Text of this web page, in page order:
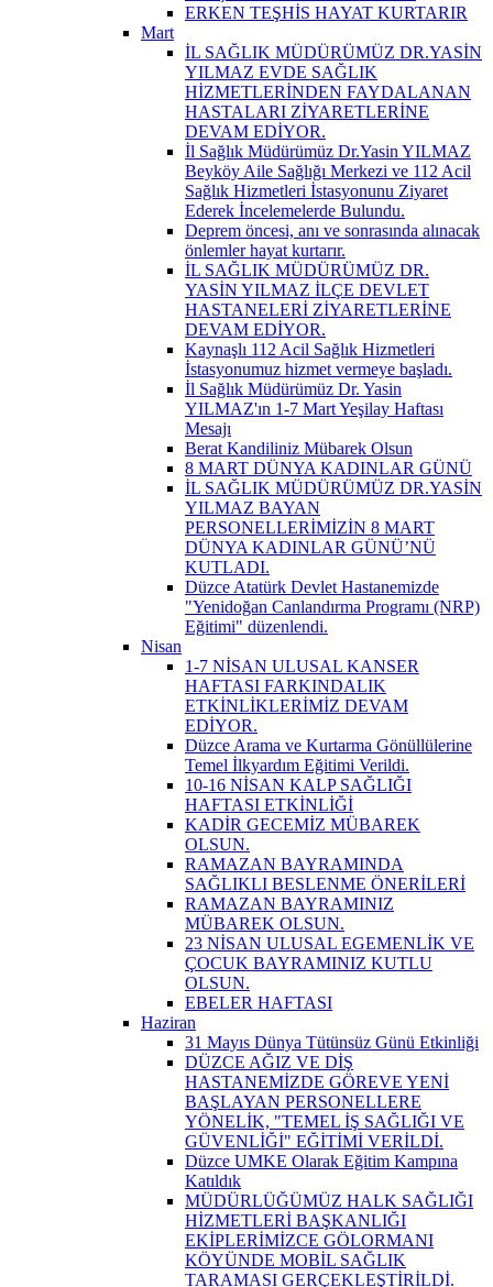
ERKEN TEŞHİS HAYAT KURTARIR
Mart
İL SAĞLIK MÜDÜRÜMÜZ DR.YASİN
YILMAZ EVDE SAĞLIK
HİZMETLERİNDEN FAYDALANAN
HASTALARI ZİYARETLERİNE
DEVAM EDİYOR.
İl Sağlık Müdürümüz Dr.Yasin YILMAZ
Beyköy Aile Sağlığı Merkezi ve 112 Acil
Sağlık Hizmetleri İstasyonunu Ziyaret
Ederek İncelemelerde Bulundu.
Deprem öncesi, anı ve sonrasında alınacak
önlemler hayat kurtarır.
İL SAĞLIK MÜDÜRÜMÜZ DR.
YASİN YILMAZ İLÇE DEVLET
HASTANELERİ ZİYARETLERİNE
DEVAM EDİYOR.
Kaynaşlı 112 Acil Sağlık Hizmetleri
İstasyonumuz hizmet vermeye başladı.
İl Sağlık Müdürümüz Dr. Yasin
YILMAZ'ın 1-7 Mart Yeşilay Haftası
Mesajı
Berat Kandiliniz Mübarek Olsun
8 MART DÜNYA KADINLAR GÜNÜ
İL SAĞLIK MÜDÜRÜMÜZ DR.YASİN
YILMAZ BAYAN
PERSONELLERİMİZİN 8 MART
DÜNYA KADINLAR GÜNÜ’NÜ
KUTLADI.
Düzce Atatürk Devlet Hastanemizde
"Yenidoğan Canlandırma Programı (NRP)
Eğitimi" düzenlendi.
Nisan
1-7 NİSAN ULUSAL KANSER
HAFTASI FARKINDALIK
ETKİNLİKLERİMİZ DEVAM
EDİYOR.
Düzce Arama ve Kurtarma Gönüllülerine
Temel İlkyardım Eğitimi Verildi.
10-16 NİSAN KALP SAĞLIĞI
HAFTASI ETKİNLİĞİ
KADİR GECEMİZ MÜBAREK
OLSUN.
RAMAZAN BAYRAMINDA
SAĞLIKLI BESLENME ÖNERİLERİ
RAMAZAN BAYRAMINIZ
MÜBAREK OLSUN.
23 NİSAN ULUSAL EGEMENLİK VE
ÇOCUK BAYRAMINIZ KUTLU
OLSUN.
EBELER HAFTASI
Haziran
31 Mayıs Dünya Tütünsüz Günü Etkinliği
DÜZCE AĞIZ VE DİŞ
HASTANEMİZDE GÖREVE YENİ
BAŞLAYAN PERSONELLERE
YÖNELİK, "TEMEL İŞ SAĞLIĞI VE
GÜVENLİĞİ" EĞİTİMİ VERİLDİ.
Düzce UMKE Olarak Eğitim Kampına
Katıldık
MÜDÜRLÜĞÜMÜZ HALK SAĞLIĞI
HİZMETLERİ BAŞKANLIĞI
EKİPLERİMİZCE GÖLORMANI
KÖYÜNDE MOBİL SAĞLIK
TARAMASI GERÇEKLEŞTİRİLDİ.